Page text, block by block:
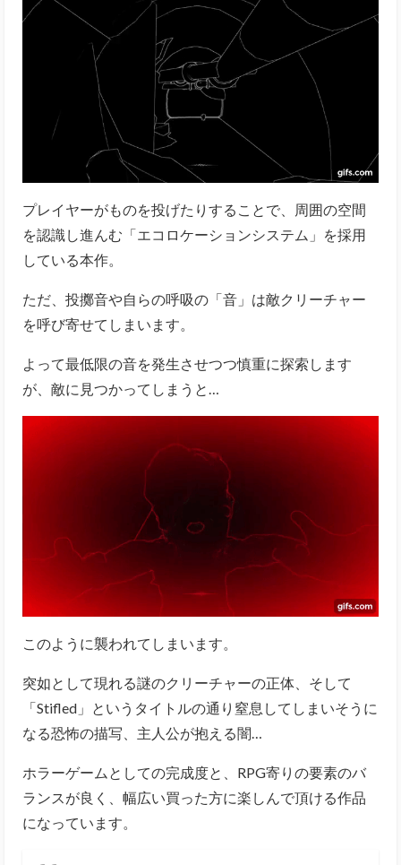
プレイヤーがものを投げたりすることで、周囲の空間
を認識し進んむ「エコロケーションシステム」を採用
している本作。
ただ、投擲音や自らの呼吸の「音」は敵クリーチャー
を呼び寄せてしまいます。
よって最低限の音を発生させつつ慎重に探索します
が、敵に見つかってしまうと…
このように襲われてしまいます。
突如として現れる謎のクリーチャーの正体、そして
「Stifled」というタイトルの通り窒息してしまいそうに
なる恐怖の描写、主人公が抱える闇…
ホラーゲームとしての完成度と、RPG寄りの要素のバ
ランスが良く、幅広い買った方に楽しんで頂ける作品
になっています。